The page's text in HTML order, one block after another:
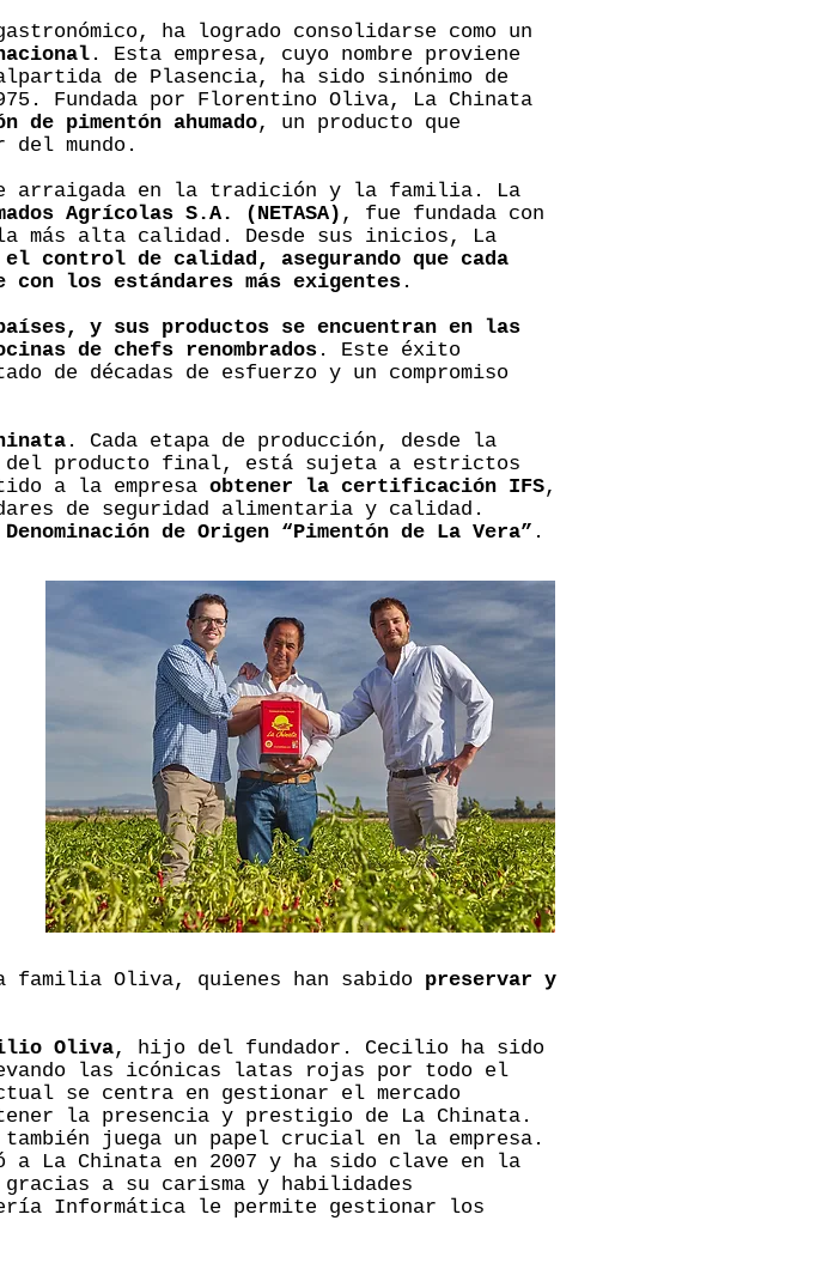
ha logrado consolidarse como un
. Esta empresa, cuyo nombre proviene
de Plasencia, ha sido sinónimo de
Fundada por Florentino Oliva, La Chinata
pimentón ahumado, un producto que
mundo.
arraigada en la tradición y la familia. La
Agrícolas S.A. (NETASA) , fue fundada con
más alta calidad. Desde sus inicios, La
control de calidad, asegurando que cada
con los estándares más exigentes .
y sus productos se encuentran en las
de chefs renombrados . Este éxito
de décadas de esfuerzo y un compromiso
. Cada etapa de producción, desde la
del producto final, está sujeta a estrictos
a la empresa obtener la certificación IFS,
de seguridad alimentaria y calidad.
Denominación de Origen “Pimentón de La Vera” .
familia Oliva, quienes han sabido preservar y
Oliva, hijo del fundador. Cecilio ha sido
las icónicas latas rojas por todo el
se centra en gestionar el mercado
la presencia y prestigio de La Chinata.
juega un papel crucial en la empresa.
La Chinata en 2007 y ha sido clave en la
gracias a su carisma y habilidades
Informática le permite gestionar los